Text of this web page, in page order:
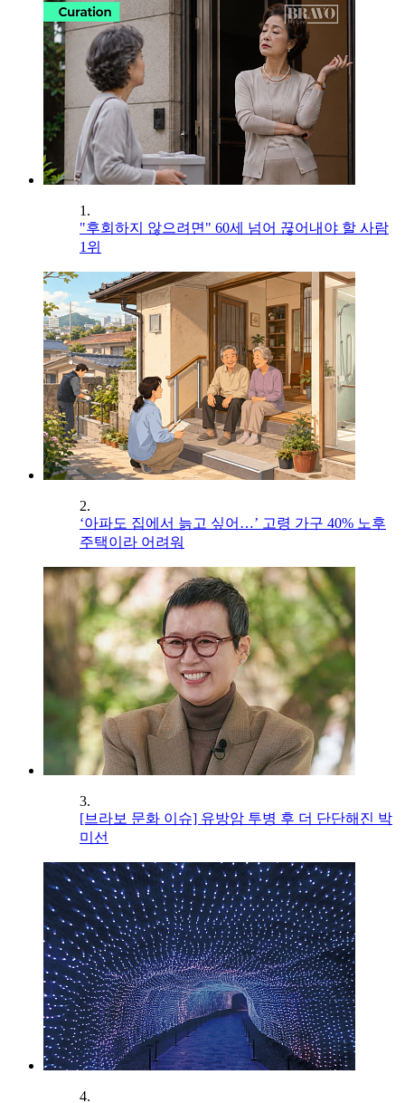
1.
"후회하지 않으려면" 60세 넘어 끊어내야 할 사람
1위
2.
‘아파도 집에서 늙고 싶어…’ 고령 가구 40% 노후
주택이라 어려워
3.
[브라보 문화 이슈] 유방암 투병 후 더 단단해진 박
미선
4.